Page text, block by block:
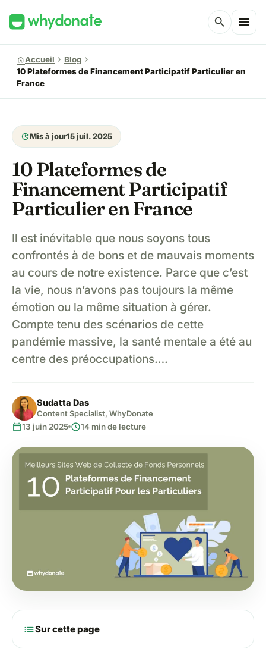
search menu
homeAccueil chevron_right Blog chevron_right
10 Plateformes de Financement Participatif Particulier en
France
updateMis à jour15 juil. 2025
10 Plateformes de
Financement Participatif
Particulier en France
Il est inévitable que nous soyons tous
confrontés à de bons et de mauvais moments
au cours de notre existence. Parce que c’est
la vie, nous n’avons pas toujours la même
émotion ou la même situation à gérer.
Compte tenu des scénarios de cette
pandémie massive, la santé mentale a été au
centre des préoccupations….
Sudatta Das
Content Specialist, WhyDonate
calendar_today13 juin 2025 schedule14 min de lecture
listSur cette page